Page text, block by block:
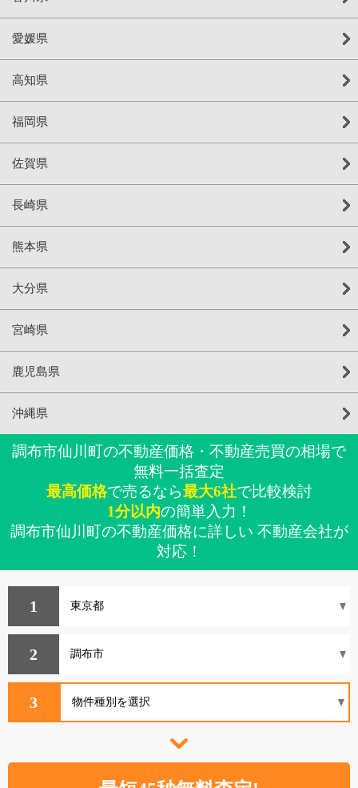
愛媛県
高知県
福岡県
佐賀県
長崎県
熊本県
大分県
宮崎県
鹿児島県
沖縄県
調布市仙川町の不動産価格・不動産売買の相場で
無料一括査定
最高価格で売るなら最大6社で比較検討
1分以内の簡単入力！
調布市仙川町の不動産価格に詳しい 不動産会社が
対応！
1
2
3